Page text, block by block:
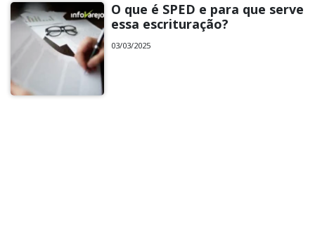
O que é SPED e para que serve
essa escrituração?
03/03/2025